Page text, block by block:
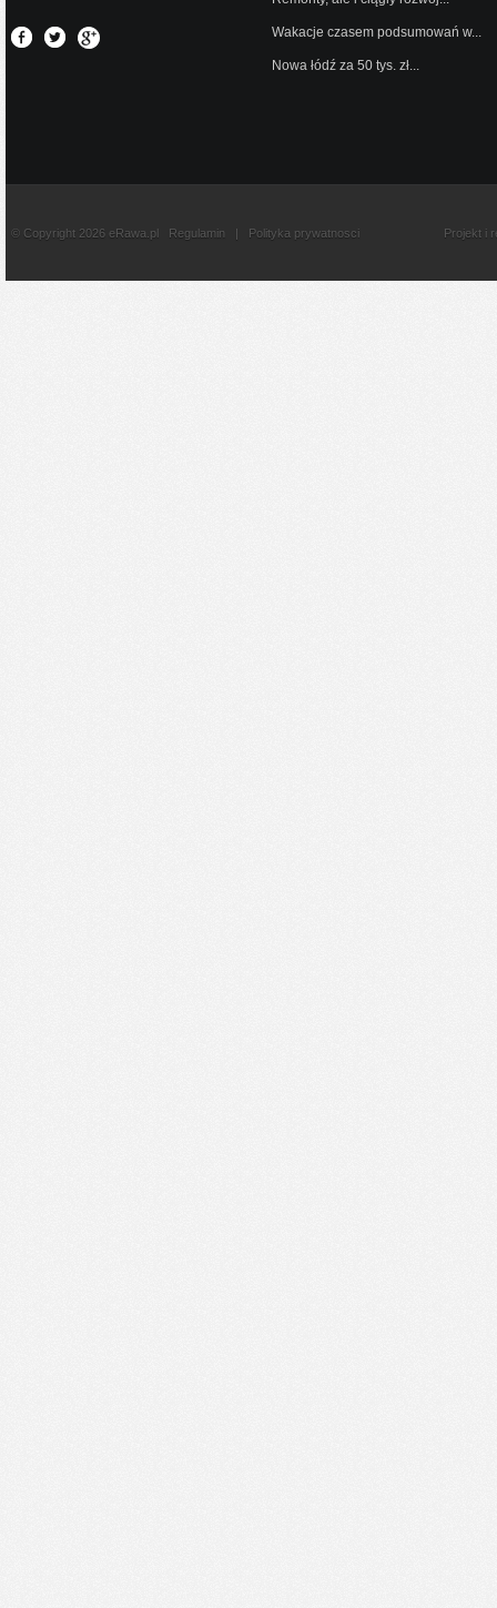
Wakacje czasem podsumowań w...
Nowa łódź za 50 tys. zł...
© Copyright 2026 eRawa.pl Regulamin | Polityka prywatnosci Projekt i